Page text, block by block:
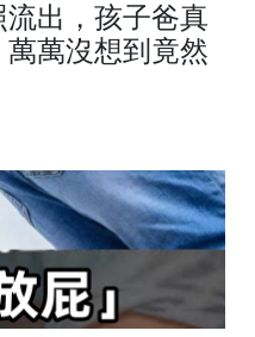
出，孩子爸真
萬沒想到竟然